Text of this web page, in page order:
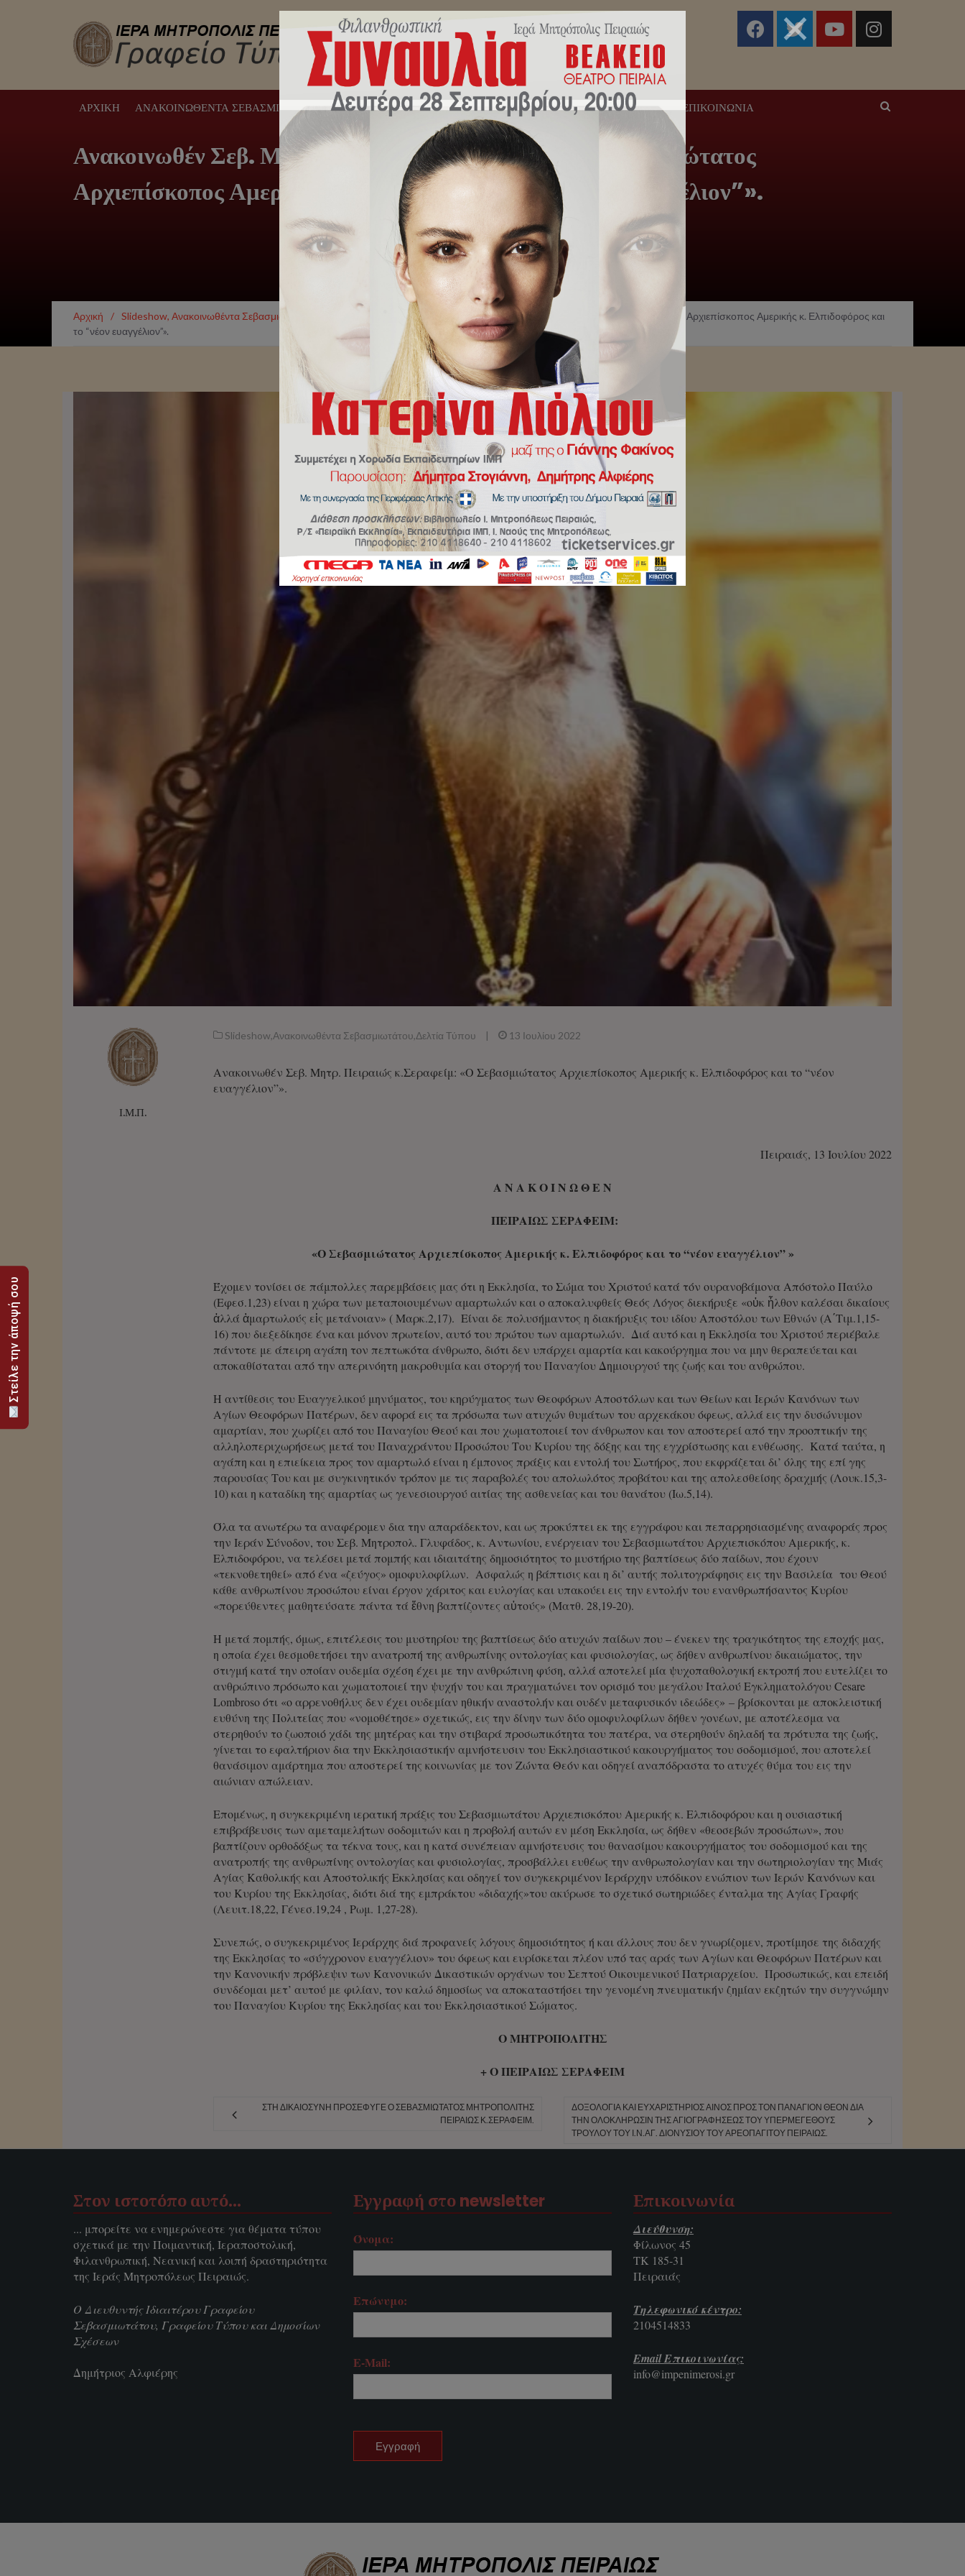
ΑΡΧΙΚΉ ΑΝΑΚΟΙΝΩΘΈΝΤΑ ΣΕΒΑΣΜΙΩΤΆΤΟΥ ΜΗΝΎΜΑΤΑ ΣΕΒΑΣΜΙΩΤΆΤΟΥ ΔΕΛΤΊΑ ΤΎΠΟΥ ΕΚΔΗΛΏΣΕΙΣ ΕΠΙΚΟΙΝΩΝΊΑ
Ανακοινωθέν Σεβ. Μητρ. Πειραιώς κ.Σεραφείμ: «Ο Σεβασμιώτατος
Αρχιεπίσκοπος Αμερικής κ. Ελπιδοφόρος και το “νέον ευαγγέλιον”».
Αρχική / Slideshow, Ανακοινωθέντα Σεβασμιωτάτου
Ανακοινωθέν Σεβ. Μητρ. Πειραιώς κ.Σεραφείμ: «Ο Σεβασμιώτατος Αρχιεπίσκοπος Αμερικής κ. Ελπιδοφόρος και
το “νέον ευαγγέλιον”».
Ι.Μ.Π.
Slideshow,Ανακοινωθέντα Σεβασμιωτάτου,Δελτία Τύπου | 13 Ιουλίου 2022
Ανακοινωθέν Σεβ. Μητρ. Πειραιώς κ.Σεραφείμ: «Ο Σεβασμιώτατος Αρχιεπίσκοπος Αμερικής κ. Ελπιδοφόρος και το “νέον
ευαγγέλιον”».
Πειραιάς, 13 Ιουλίου 2022
Α Ν Α Κ Ο Ι Ν Ω Θ Ε Ν
ΠΕΙΡΑΙΩΣ ΣΕΡΑΦΕΙΜ:
«Ο Σεβασμιώτατος Αρχιεπίσκοπος Αμερικής κ. Ελπιδοφόρος και το “νέον ευαγγέλιον” »
Έχομεν τονίσει σε πάμπολλες παρεμβάσεις μας ότι η Εκκλησία, το Σώμα του Χριστού κατά τόν ουρανοβάμονα Απόστολο Παύλο
(Εφεσ.1,23) είναι η χώρα των μεταποιουμένων αμαρτωλών και ο αποκαλυφθείς Θεός Λόγος διεκήρυξε «οὐκ ἦλθον καλέσαι δικαίους
ἀλλά ἁμαρτωλούς εἰς μετάνοιαν» ( Μαρκ.2,17). Είναι δε πολυσήμαντος η διακήρυξις του ιδίου Αποστόλου των Εθνών (Α΄Τιμ.1,15-
16) που διεξεδίκησε ένα και μόνον πρωτείον, αυτό του πρώτου των αμαρτωλών. Διά αυτό και η Εκκλησία του Χριστού περιέβαλε
πάντοτε με άπειρη αγάπη τον πεπτωκότα άνθρωπο, διότι δεν υπάρχει αμαρτία και κακούργημα που να μην θεραπεύεται και
αποκαθίσταται από την απερινόητη μακροθυμία και στοργή του Παναγίου Δημιουργού της ζωής και του ανθρώπου.
Η αντίθεσις του Ευαγγελικού μηνύματος, του κηρύγματος των Θεοφόρων Αποστόλων και των Θείων και Ιερών Κανόνων των
Αγίων Θεοφόρων Πατέρων, δεν αφορά εις τα πρόσωπα των ατυχών θυμάτων του αρχεκάκου όφεως, αλλά εις την δυσώνυμον
αμαρτίαν, που χωρίζει από του Παναγίου Θεού και που χωματοποιεί τον άνθρωπον και τον αποστερεί από την προοπτικήν της
αλληλοπεριχωρήσεως μετά του Παναχράντου Προσώπου Του Κυρίου της δόξης και της εγχρίστωσης και ενθέωσης. Κατά ταύτα, η
αγάπη και η επιείκεια προς τον αμαρτωλό είναι η έμπονος πράξις και εντολή του Σωτήρος, που εκφράζεται δι’ όλης της επί γης
παρουσίας Του και με συγκινητικόν τρόπον με τις παραβολές του απολωλότος προβάτου και της απολεσθείσης δραχμής (Λουκ.15,3-
10) και η καταδίκη της αμαρτίας ως γενεσιουργού αιτίας της ασθενείας και του θανάτου (Ιω.5,14).
Όλα τα ανωτέρω τα αναφέρομεν δια την απαράδεκτον, και ως προκύπτει εκ της εγγράφου και πεπαρρησιασμένης αναφοράς προς
την Ιεράν Σύνοδον, του Σεβ. Μητροπολ. Γλυφάδος, κ. Αντωνίου, ενέργειαν του Σεβασμιωτάτου Αρχιεπισκόπου Αμερικής, κ.
Ελπιδοφόρου, να τελέσει μετά πομπής και ιδιαιτάτης δημοσιότητος το μυστήριο της βαπτίσεως δύο παίδων, που έχουν
«τεκνοθετηθεί» από ένα «ζεύγος» ομοφυλοφίλων. Ασφαλώς η βάπτισις και η δι’ αυτής πολιτογράφησις εις την Βασιλεία του Θεού
κάθε ανθρωπίνου προσώπου είναι έργον χάριτος και ευλογίας και υπακούει εις την εντολήν του ενανθρωπήσαντος Κυρίου
«πορεύθεντες μαθητεύσατε πάντα τά ἔθνη βαπτίζοντες αὐτούς» (Ματθ. 28,19-20).
Η μετά πομπής, όμως, επιτέλεσις του μυστηρίου της βαπτίσεως δύο ατυχών παίδων που – ένεκεν της τραγικότητος της εποχής μας,
η οποία έχει θεσμοθετήσει την ανατροπή της ανθρωπίνης οντολογίας και φυσιολογίας, ως δήθεν ανθρωπίνου δικαιώματος, την
στιγμή κατά την οποίαν ουδεμία σχέση έχει με την ανθρώπινη φύση, αλλά αποτελεί μία ψυχοπαθολογική εκτροπή που ευτελίζει το
ανθρώπινο πρόσωπο και χωματοποιεί την ψυχήν του και πραγματώνει τον ορισμό του μεγάλου Ιταλού Εγκληματολόγου Cesare
Lombroso ότι «ο αρρενοθήλυς δεν έχει ουδεμίαν ηθικήν αναστολήν και ουδέν μεταφυσικόν ιδεώδες» – βρίσκονται με αποκλειστική
ευθύνη της Πολιτείας που «νομοθέτησε» σχετικώς, εις την δίνην των δύο ομοφυλοφίλων δήθεν γονέων, με αποτέλεσμα να
στερηθούν το ζωοποιό χάδι της μητέρας και την στιβαρά προσωπικότητα του πατέρα, να στερηθούν δηλαδή τα πρότυπα της ζωής,
γίνεται το εφαλτήριον δια την Εκκλησιαστικήν αμνήστευσιν του Εκκλησιαστικού κακουργήματος του σοδομισμού, που αποτελεί
θανάσιμον αμάρτημα που αποστερεί της κοινωνίας με τον Ζώντα Θεόν και οδηγεί αναπόδραστα το ατυχές θύμα του εις την
αιώνιαν απώλειαν.
Επομένως, η συγκεκριμένη ιερατική πράξις του Σεβασμιωτάτου Αρχιεπισκόπου Αμερικής κ. Ελπιδοφόρου και η ουσιαστική
επιβράβευσις των αμεταμελήτων σοδομιτών και η προβολή αυτών εν μέση Εκκλησία, ως δήθεν «θεοσεβών προσώπων», που
βαπτίζουν ορθοδόξως τα τέκνα τους, και η κατά συνέπειαν αμνήστευσις του θανασίμου κακουργήματος του σοδομισμού και της
ανατροπής της ανθρωπίνης οντολογίας και φυσιολογίας, προσβάλλει ευθέως την ανθρωπολογίαν και την σωτηριολογίαν της Μιάς
Αγίας Καθολικής και Αποστολικής Εκκλησίας και οδηγεί τον συγκεκριμένον Ιεράρχην υπόδικον ενώπιον των Ιερών Κανόνων και
του Κυρίου της Εκκλησίας, διότι διά της εμπράκτου «διδαχής»του ακύρωσε το σχετικό σωτηριώδες ένταλμα της Αγίας Γραφής
(Λευιτ.18,22, Γένεσ.19,24 , Ρωμ. 1,27-28).
Συνεπώς, ο συγκεκριμένος Ιεράρχης διά προφανείς λόγους δημοσιότητος ή και άλλους που δεν γνωρίζομεν, προτίμησε της διδαχής
της Εκκλησίας το «σύγχρονον ευαγγέλιον» του όφεως και ευρίσκεται πλέον υπό τας αράς των Αγίων και Θεοφόρων Πατέρων και
την Κανονικήν πρόβλεψιν των Κανονικών Δικαστικών οργάνων του Σεπτού Οικουμενικού Πατριαρχείου. Προσωπικώς, και επειδή
συνδέομαι μετ’ αυτού με φιλίαν, τον καλώ δημοσίως να αποκαταστήσει την γενομένη πνευματικήν ζημίαν εκζητών την συγγνώμην
του Παναγίου Κυρίου της Εκκλησίας και του Εκκλησιαστικού Σώματος.
Ο ΜΗΤΡΟΠΟΛΙΤΗΣ
+ Ο ΠΕΙΡΑΙΩΣ ΣΕΡΑΦΕΙΜ
ΣΤΗ ΔΙΚΑΙΟΣΎΝΗ ΠΡΟΣΈΦΥΓΕ Ο ΣΕΒΑΣΜΙΏΤΑΤΟΣ ΜΗΤΡΟΠΟΛΊΤΗΣ
ΠΕΙΡΑΙΏΣ Κ.ΣΕΡΑΦΕΊΜ.
ΔΟΞΟΛΟΓΊΑ ΚΑΙ ΕΥΧΑΡΙΣΤΉΡΙΟΣ ΑΊΝΟΣ ΠΡΟΣ ΤΟΝ ΠΑΝΆΓΙΟΝ ΘΕΌΝ ΔΙΑ
ΤΗΝ ΟΛΟΚΛΉΡΩΣΙΝ ΤΗΣ ΑΓΙΟΓΡΑΦΉΣΕΩΣ ΤΟΥ ΥΠΕΡΜΕΓΈΘΟΥΣ
ΤΡΟΎΛΟΥ ΤΟΥ Ι.Ν.ΑΓ. ΔΙΟΝΥΣΊΟΥ ΤΟΥ ΑΡΕΟΠΑΓΊΤΟΥ ΠΕΙΡΑΙΏΣ.
Στον ιστοτόπο αυτό…
... μπορείτε να ενημερώνεστε για θέματα τύπου
σχετικά με την Ποιμαντική, Ιεραποστολική,
Φιλανθρωπική, Νεανική και λοιπή δραστηριότητα
της Ιεράς Μητροπόλεως Πειραιώς.
Ο Διευθυντής Ιδιαιτέρου Γραφείου
Σεβασμιωτάτου, Γραφείου Τύπου και Δημοσίων
Σχέσεων
Δημήτριος Αλφιέρης
Εγγραφή στο newsletter
Όνομα:
Επώνυμο:
E-Mail:
Επικοινωνία
Διεύθυνση:
Φίλωνος 45
ΤΚ 185-31
Πειραιάς
Τηλεφωνικό κέντρο:
2104514833
Email Επικοινωνίας:
info@impenimerosi.gr
Στείλε την άποψή σου